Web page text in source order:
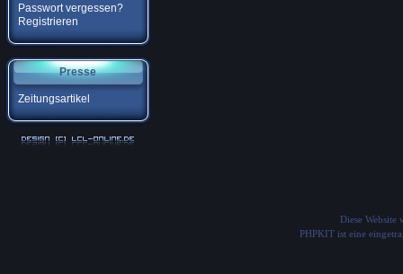
Passwort vergessen?
Registrieren
Presse
Zeitungsartikel
Diese Website
PHPKIT ist eine